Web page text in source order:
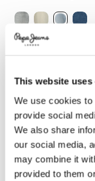
This website uses
We use cookies
provide social
We also share
our social media,
may combine it
provided to them
34
SELECCIONAR
32